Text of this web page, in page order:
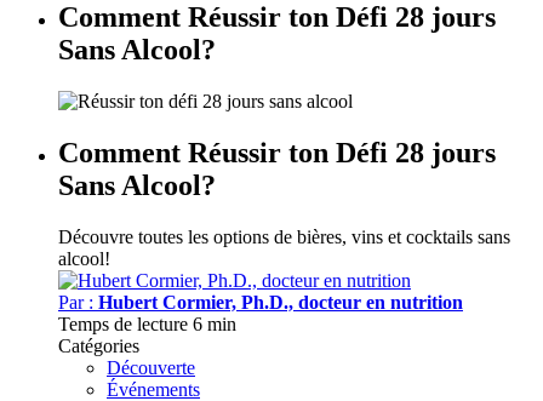
Comment Réussir ton Défi 28 jours
Sans Alcool?
Comment Réussir ton Défi 28 jours
Sans Alcool?
Découvre toutes les options de bières, vins et cocktails sans
alcool!
Par : Hubert Cormier, Ph.D., docteur en nutrition
Temps de lecture 6 min
Catégories
Découverte
Événements